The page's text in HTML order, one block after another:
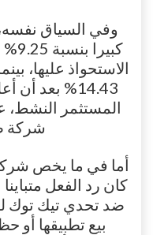
وفي السياق
الاستحواذ عليها،
14.43% بعد
شركة
أما في ما يخص
كان رد الفعل
ضد تحدي تيك توك
بيع تطبيقها أو